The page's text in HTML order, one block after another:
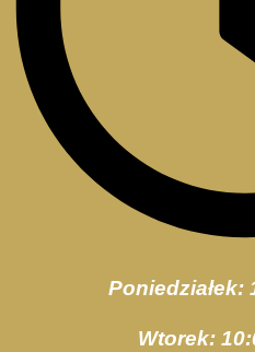
Poniedziałek:
Wtorek: